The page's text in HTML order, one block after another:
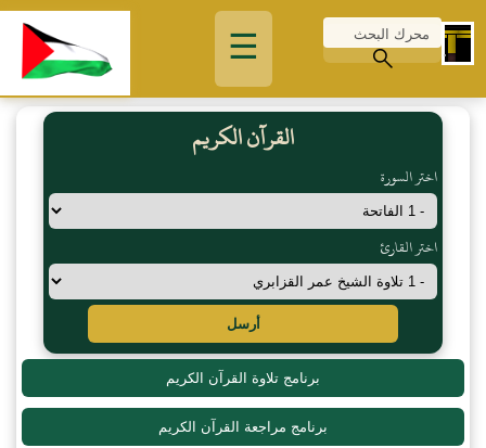
☰
القرآن الكريم
اختر السورة
اختر القارئ
أرسل
برنامج تلاوة القرآن الكريم
برنامج مراجعة القرآن الكريم